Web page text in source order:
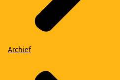
Archief